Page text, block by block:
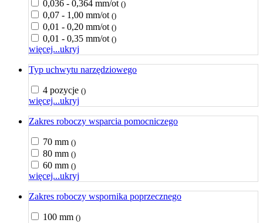
0,036 - 0,364 mm/ot ()
0,07 - 1,00 mm/ot ()
0,01 - 0,20 mm/ot ()
0,01 - 0,35 mm/ot ()
więcej...ukryj
Typ uchwytu narzędziowego
4 pozycje ()
więcej...ukryj
Zakres roboczy wsparcia pomocniczego
70 mm ()
80 mm ()
60 mm ()
więcej...ukryj
Zakres roboczy wspornika poprzecznego
100 mm ()